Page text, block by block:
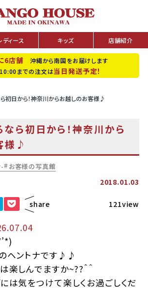
ディース キッズ 店舗紹介
6店舗 沖縄から南国をお届けします
までの注文は当日発送予定！
初日から！神奈川からお越しのお客様♪
ら初日から！神奈川から
様♪
お客様の写真館
2018.01.03
share 121view
ヘントナです♪♪
楽しんでますか~??＾＾
は気をつけて楽しくお過ごしくだ